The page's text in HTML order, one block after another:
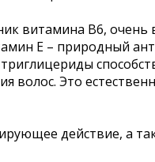
витамина В6, очень
Е – природный
волос. Это
действие, а